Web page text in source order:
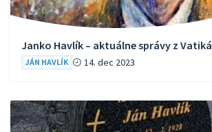
Janko Havlík – aktuálne správy z
JÁN HAVLÍK 14. dec 2023